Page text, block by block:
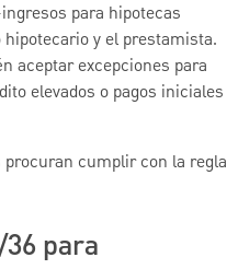
para hipotecas
y el prestamista.
aceptar excepciones para
elevados o pagos iniciales
cumplir con la regla
para